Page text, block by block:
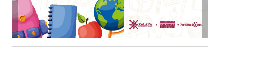
Ago 06, 2026 / 15:09
ADEEM Latina 2026 reunirá en Veracruz a los
grandes protagonistas del espectáculo mexicano
Garantiza Rosa María patrimonio de familias en